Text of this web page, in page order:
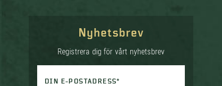
Nyhetsbrev
Registrera dig för vårt nyhetsbrev
DIN E-POSTADRESS*